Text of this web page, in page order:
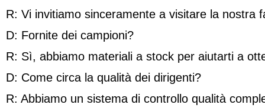
R: Vi invitiamo sinceramente a visitare la nostra
D: Fornite dei campioni?
R: Sì, abbiamo materiali a stock per aiutarti a
D: Come circa la qualità dei dirigenti?
R: Abbiamo un sistema di controllo qualità